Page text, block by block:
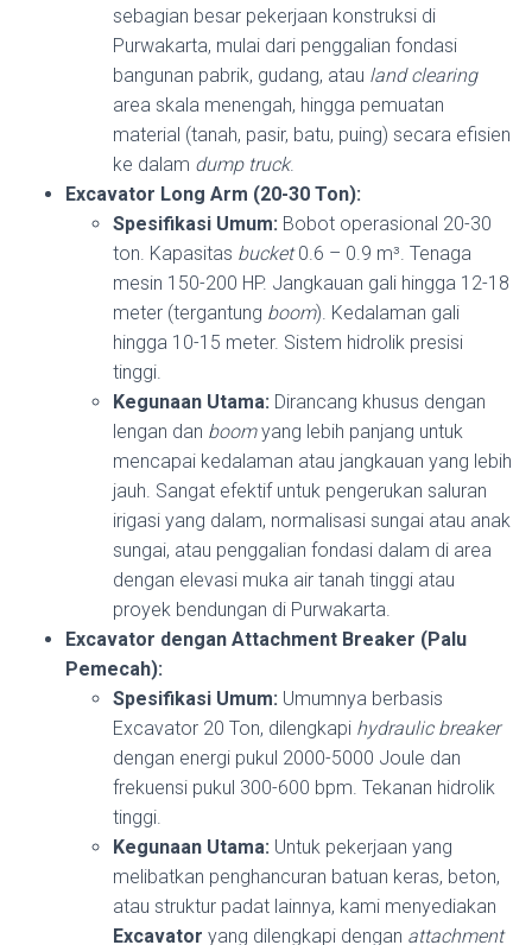
sebagian besar pekerjaan konstruksi di
Purwakarta, mulai dari penggalian fondasi
bangunan pabrik, gudang, atau land clearing
area skala menengah, hingga pemuatan
material (tanah, pasir, batu, puing) secara efisien
ke dalam dump truck.
Excavator Long Arm (20-30 Ton):
Spesifikasi Umum: Bobot operasional 20-30
ton. Kapasitas bucket0.6 – 0.9 m³. Tenaga
mesin 150-200 HP. Jangkauan gali hingga 12-18
meter (tergantung boom). Kedalaman gali
hingga 10-15 meter. Sistem hidrolik presisi
tinggi.
Kegunaan Utama: Dirancang khusus dengan
lengan dan boomyang lebih panjang untuk
mencapai kedalaman atau jangkauan yang lebih
jauh. Sangat efektif untuk pengerukan saluran
irigasi yang dalam, normalisasi sungai atau anak
sungai, atau penggalian fondasi dalam di area
dengan elevasi muka air tanah tinggi atau
proyek bendungan di Purwakarta.
Excavator dengan Attachment Breaker (Palu
Pemecah):
Spesifikasi Umum: Umumnya berbasis
Excavator 20 Ton, dilengkapi hydraulic breaker
dengan energi pukul 2000-5000 Joule dan
frekuensi pukul 300-600 bpm. Tekanan hidrolik
tinggi.
Kegunaan Utama: Untuk pekerjaan yang
melibatkan penghancuran batuan keras, beton,
atau struktur padat lainnya, kami menyediakan
Excavator yang dilengkapi dengan attachment